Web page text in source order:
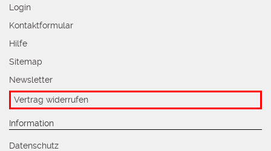
Login
Kontaktformular
Hilfe
Sitemap
Newsletter
Vertrag widerrufen
Information
Datenschutz